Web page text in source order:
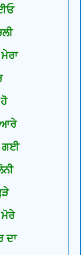
ਗਈ
ਮੋਰੇ
ਦਾ